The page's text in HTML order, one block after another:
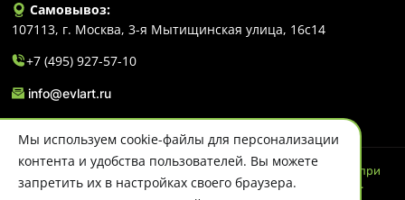
Самовывоз:
107113, г. Москва, 3-я Мытищинская улица, 16с14
+7 (495) 927-57-10
info@evlart.ru
© 2026 Evlart. Сайт несет информационный характер и ни при
каких обстоятельствах не является публичной офертой.
Мы используем cookie-файлы для персонализации
контента и удобства пользователей. Вы можете
запретить их в настройках своего браузера.